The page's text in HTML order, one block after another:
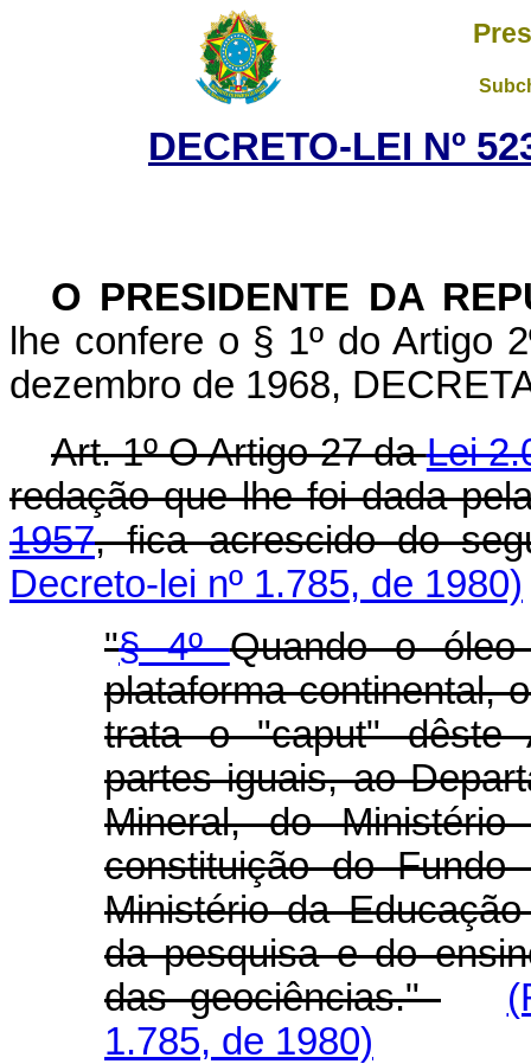
DECRETO-LEI Nº
O PRESIDENTE DA
lhe confere o § 1º do Artigo
dezembro de 1968,
Art. 1º O Artigo 27 daLei
redação que lhe foi dada
1957, fica acrescido do
Decreto-lei nº 1.785, de 1980)
"§ 4ºQuando o
plataforma continental,
trata o "caput" dêste
partes iguais, ao
Mineral, do
constituição do
Ministério da
da pesquisa e do
das geociências."
1.785, de 1980)